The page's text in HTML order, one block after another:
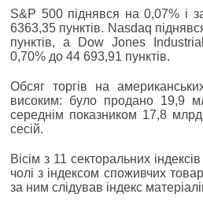
S&P 500 піднявся на 0,07% і
6363,35 пунктів. Nasdaq
пунктів, а Dow Jones
0,70% до 44 693,91 пунктів.
Обсяг торгів на
високим: було продано 19,9
середнім показником 17,8
сесій.
Вісім з 11 секторальних
чолі з індексом споживчих
за ним слідував індекс